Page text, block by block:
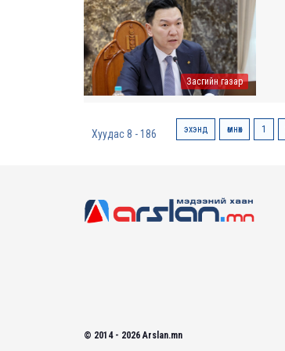
Засгийн газар
Хуудас 8 - 186 эхэнд өмнөх 1
© 2014 - 2026 Arslan.mn